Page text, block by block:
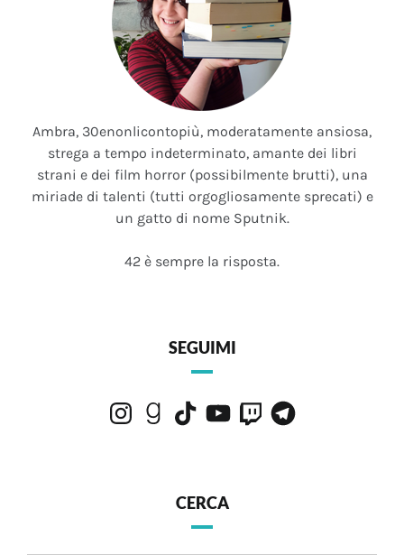
Ambra, 30enonlicontopiù, moderatamente ansiosa,
strega a tempo indeterminato, amante dei libri
strani e dei film horror (possibilmente brutti), una
miriade di talenti (tutti orgogliosamente sprecati) e
un gatto di nome Sputnik.
42 è sempre la risposta.
SEGUIMI
InstagramGoodreads
TikTokYouTubeTwitchTelegram
CERCA